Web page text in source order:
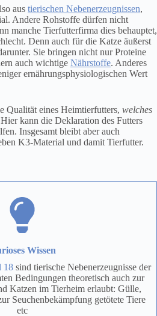
aus tierischen Nebenerzeugnissen,
Andere Rohstoffe dürfen nicht
manche Tierfutterfirma dies behauptet,
Denn auch für die Katze äußerst
Sie bringen nicht nur Proteine
auch wichtige Nährstoffe. Anderes
ernährungsphysiologischen Wert
Qualität eines Heimtierfutters, welches
kann die Deklaration des Futters
Insgesamt bleibt aber auch
K3-Material und damit Tierfutter.
Wissen
18sind tierische Nebenerzeugnisse der
Bedingungen theoretisch auch zur
Katzen im Tierheim erlaubt: Gülle,
Seuchenbekämpfung getötete Tiere
etc